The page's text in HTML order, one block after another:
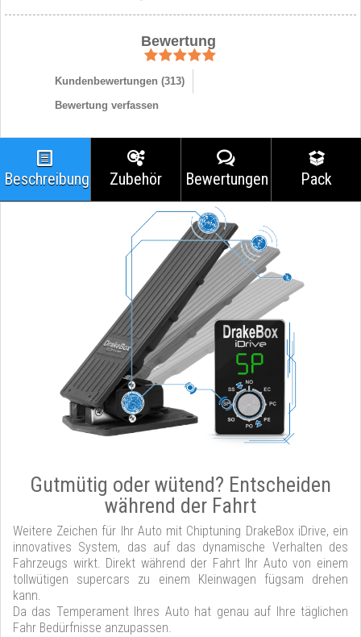
Bewertung
Kundenbewertungen (313)
Bewertung verfassen
Beschreibung Zubehör Bewertungen Pack
Gutmütig oder wütend? Entscheiden
während der Fahrt
Weitere Zeichen für Ihr Auto mit Chiptuning DrakeBox iDrive, ein
innovatives System, das auf das dynamische Verhalten des
Fahrzeugs wirkt. Direkt während der Fahrt Ihr Auto von einem
tollwütigen supercars zu einem Kleinwagen fügsam drehen
kann.
Da das Temperament Ihres Auto hat genau auf Ihre täglichen
Fahr Bedürfnisse anzupassen.